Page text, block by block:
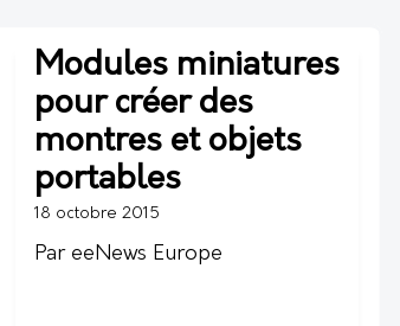
Modules miniatures
pour créer des
montres et objets
portables
18 octobre 2015
Par eeNews Europe